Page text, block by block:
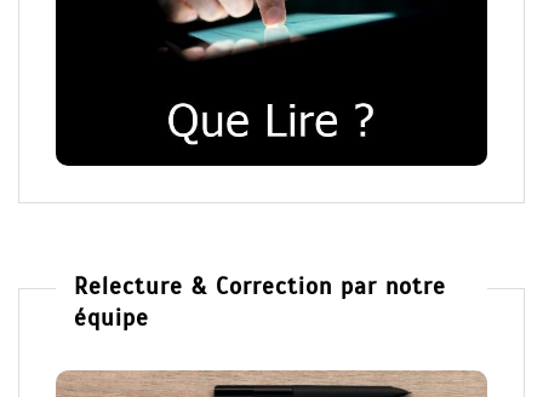
Relecture & Correction par notre
équipe